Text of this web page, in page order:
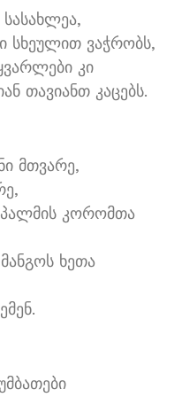
სხეულით ვაჭრობს,
კი
თავიანთ კაცებს.
მთვარე,
კორომთა
ხეთა